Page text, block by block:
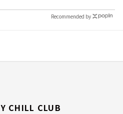
Recommended by
CHILL CLUB